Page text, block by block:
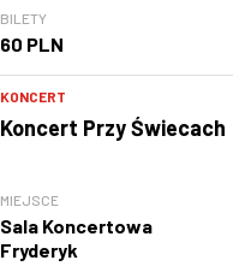
BILETY
60 PLN
KONCERT
Koncert Przy Świecach
MIEJSCE
Sala Koncertowa
Fryderyk